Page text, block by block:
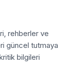
rehberler ve
güncel tutmaya
bilgileri